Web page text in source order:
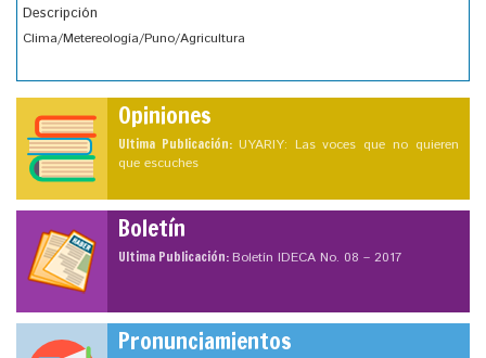
Descripción
Clima/Metereología/Puno/Agricultura
Opiniones
Ultima Publicación: UYARIY: Las voces que no quieren
que escuches
Boletín
Ultima Publicación:Boletín IDECA No. 08 – 2017
Pronunciamientos